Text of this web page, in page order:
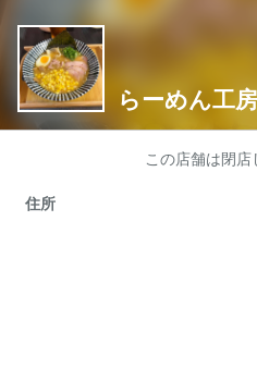
らーめん工
この店舗は閉店
住所